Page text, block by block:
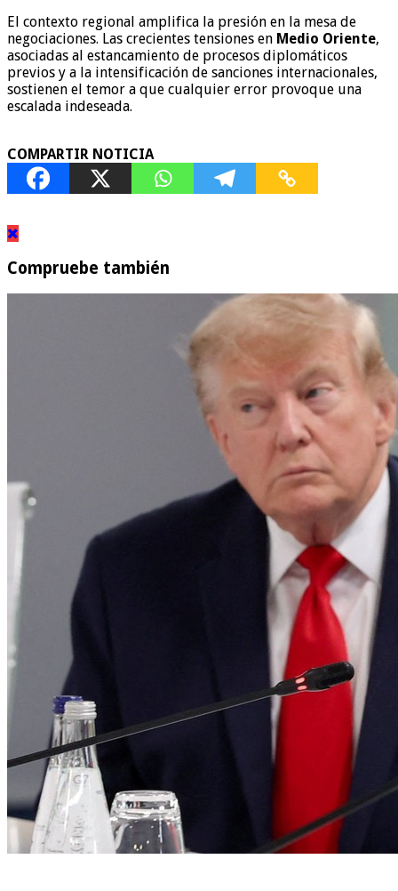
El contexto regional amplifica la presión en la mesa de
negociaciones. Las crecientes tensiones en Medio Oriente,
asociadas al estancamiento de procesos diplomáticos
previos y a la intensificación de sanciones internacionales,
sostienen el temor a que cualquier error provoque una
escalada indeseada.
COMPARTIR NOTICIA
Compruebe también